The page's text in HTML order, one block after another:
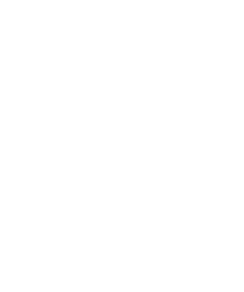
etabliert, der aus
an diesen
ordentlichen
des GKV-
während der
um